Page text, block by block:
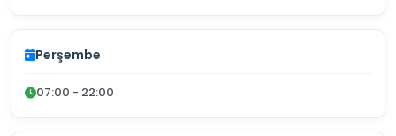
Perşembe
07:00 - 22:00